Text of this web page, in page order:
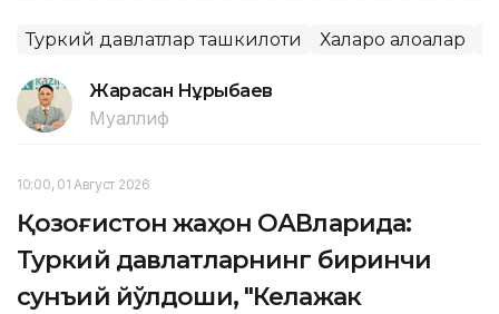
Туркий давлатлар ташкилоти Халқаро алоқалар
Жарасқан Нұрыбаев
Муаллиф
10:00, 01 Август 2026
Қозоғистон жаҳон ОАВларида:
Туркий давлатларнинг биринчи
сунъий йўлдоши, "Келажак